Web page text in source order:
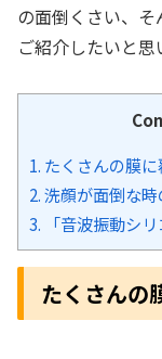
の面倒くさい、
ご紹介したいと思
1. たくさんの膜
2.洗顔が面倒な
3. 「音波振動シ
たくさんの